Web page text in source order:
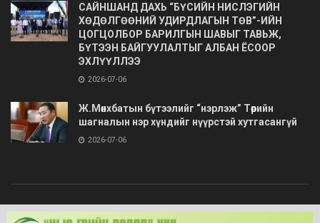
САЙНШАНД ДАХЬ “БҮСИЙН НИСЛЭГИЙН
ХӨДӨЛГӨӨНИЙ УДИРДЛАГЫН ТӨВ”-ИЙН
ЦОГЦОЛБОР БАРИЛГЫН ШАВЫГ ТАВЬЖ,
БҮТЭЭН БАЙГУУЛАЛТЫГ АЛБАН ЁСООР
ЭХЛҮҮЛЛЭЭ
2026-07-06
Ж.Мөнхбатын бүтээлийг “нэрлэж” Төрийн
шагналын нэр хүндийг нүүрстэй хутгасангүй
2026-07-06
© 2020 Barimt.com - Зохиогчийн эрх хуулиар хамгаалагдсан. Загварыг